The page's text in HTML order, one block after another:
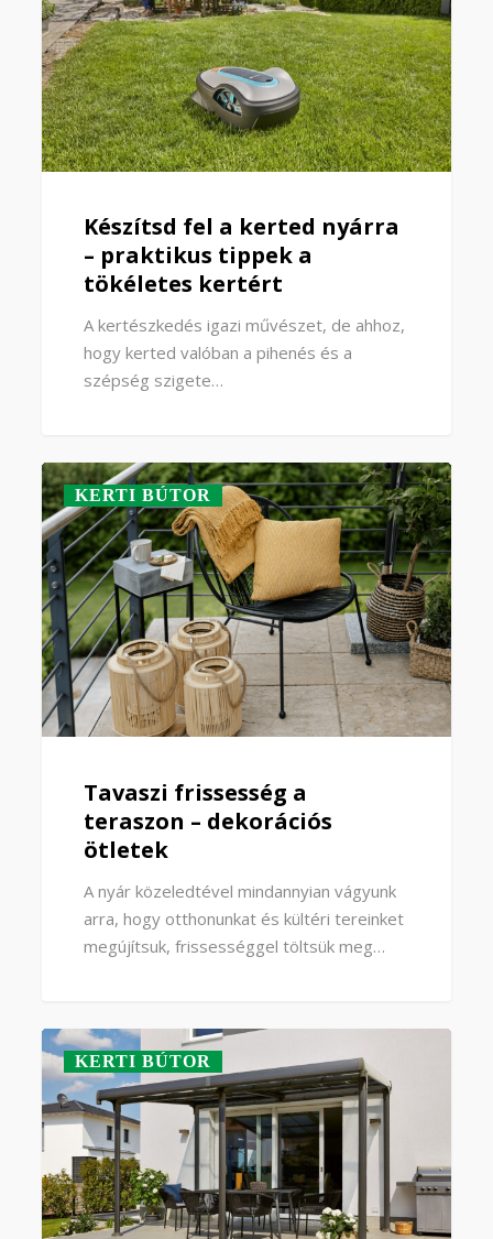
Készítsd fel a kerted nyárra
– praktikus tippek a
tökéletes kertért
A kertészkedés igazi művészet, de ahhoz,
hogy kerted valóban a pihenés és a
szépség szigete…
KERTI BÚTOR
Tavaszi frissesség a
teraszon – dekorációs
ötletek
A nyár közeledtével mindannyian vágyunk
arra, hogy otthonunkat és kültéri tereinket
megújítsuk, frissességgel töltsük meg…
KERTI BÚTOR